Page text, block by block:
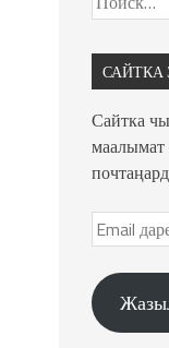
САЙТКА
Сайтка